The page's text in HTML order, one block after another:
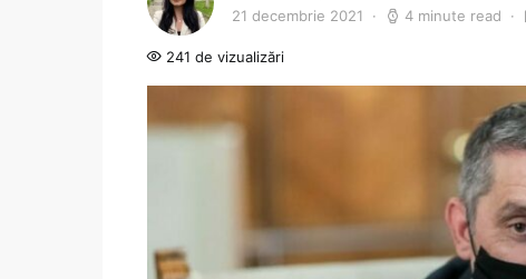
21 decembrie 2021 4 minute read
241 de vizualizări